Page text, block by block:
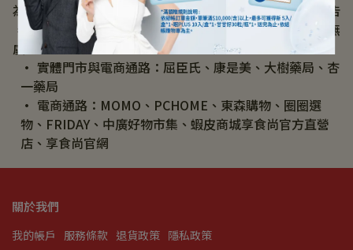
為維護您的消費權益，享食尚已持續蒐證、向詐騙集團提告​
，也建議您購賣請指名享食尚授權通路，以確保品質安心無
虞。
實體門市與電商通路：屈臣氏、康是美、大樹藥局、杏
一藥局
電商通路：MOMO、PCHOME、東森購物、圈圈選
物、FRIDAY、中廣好物市集、蝦皮商城享食尚官方直營
店、享食尚官網
關於我們
我的帳戶 服務條款 退貨政策 隱私政策